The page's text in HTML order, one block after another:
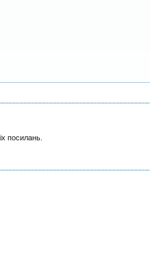
посилань.